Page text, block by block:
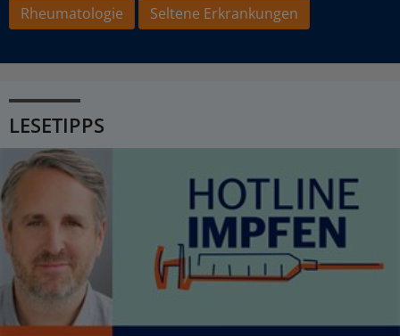
Rheumatologie
Seltene Erkrankungen
LESETIPPS